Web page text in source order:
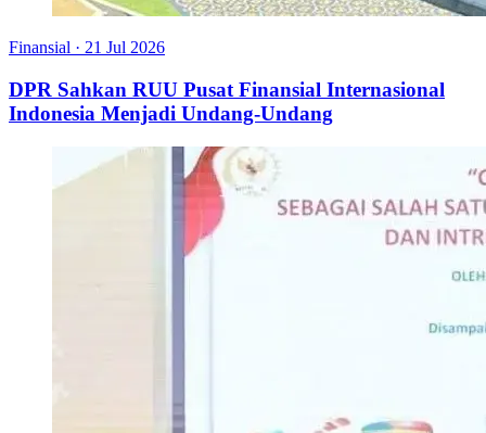
Finansial · 21 Jul 2026
DPR Sahkan RUU Pusat Finansial Internasional
Indonesia Menjadi Undang-Undang